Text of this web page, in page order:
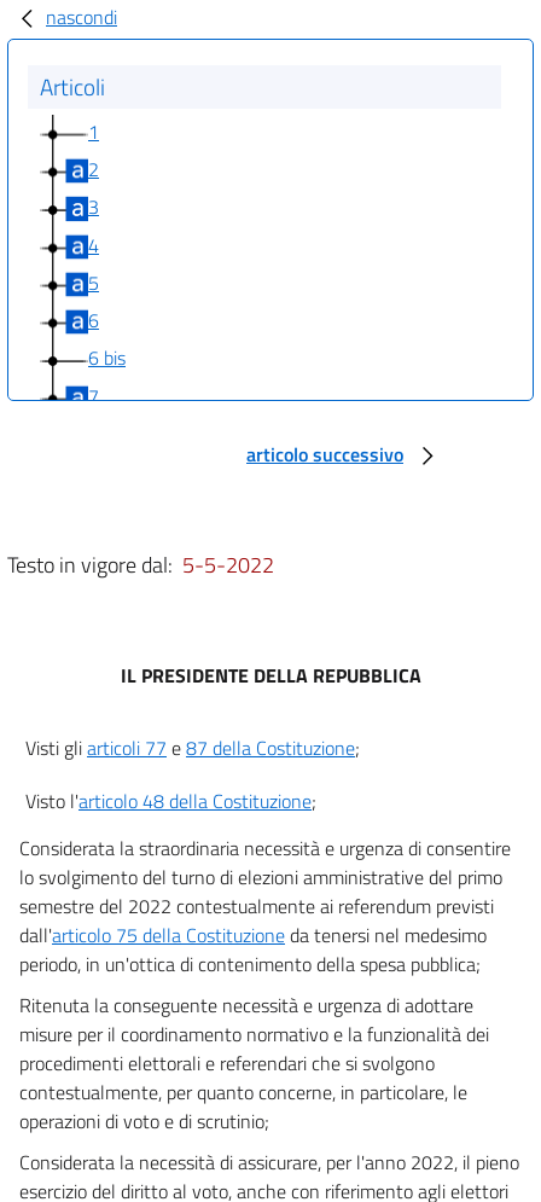
nascondi
Articoli
1
2
3
4
5
6
6 bis
7
articolo successivo
Testo in vigore dal: 5-5-2022
IL PRESIDENTE DELLA REPUBBLICA
Visti gliarticoli 77 e87 della Costituzione;
Visto l'articolo 48 della Costituzione;
Considerata la straordinaria necessità e urgenza di consentire
lo svolgimento del turno di elezioni amministrative del primo
semestre del 2022 contestualmente ai referendum previsti
dall'articolo 75 della Costituzioneda tenersi nel medesimo
periodo, in un'ottica di contenimento della spesa pubblica;
Ritenuta la conseguente necessità e urgenza di adottare
misure per il coordinamento normativo e la funzionalità dei
procedimenti elettorali e referendari che si svolgono
contestualmente, per quanto concerne, in particolare, le
operazioni di voto e di scrutinio;
Considerata la necessità di assicurare, per l'anno 2022, il pieno
esercizio del diritto al voto, anche con riferimento agli elettori